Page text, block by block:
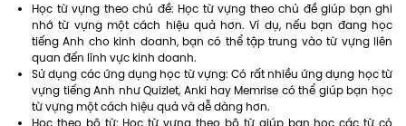
Học từ vựng theo chủ đề: Học từ vựng theo chủ đề giúp bạn ghi
nhớ từ vựng một cách hiệu quả hơn. Ví dụ, nếu bạn đang học
tiếng Anh cho kinh doanh, bạn có thể tập trung vào từ vựng liên
quan đến lĩnh vực kinh doanh.
Sử dụng các ứng dụng học từ vựng: Có rất nhiều ứng dụng học từ
vựng tiếng Anh như Quizlet, Anki hay Memrise có thể giúp bạn học
từ vựng một cách hiệu quả và dễ dàng hơn.